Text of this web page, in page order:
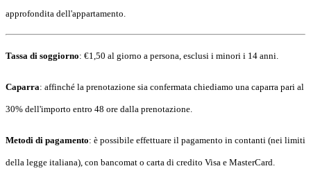
approfondita dell'appartamento.
Tassa di soggiorno: €1,50 al giorno a persona, esclusi i minori i 14 anni.
Caparra: affinché la prenotazione sia confermata chiediamo una caparra pari al
30% dell'importo entro 48 ore dalla prenotazione.
Metodi di pagamento: è possibile effettuare il pagamento in contanti (nei limiti
della legge italiana), con bancomat o carta di credito Visa e MasterCard.